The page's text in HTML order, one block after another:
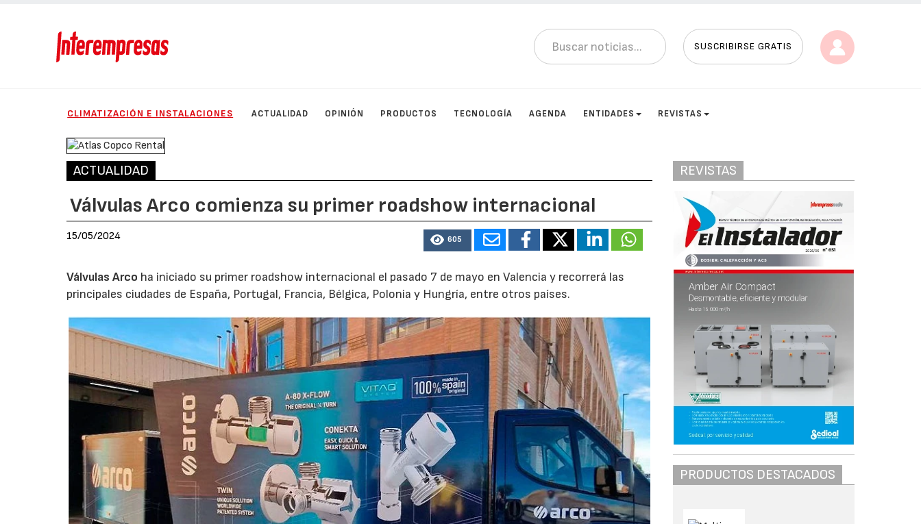
SUSCRIBIRSE GRATIS
CLIMATIZACIÓN E INSTALACIONES ACTUALIDAD OPINIÓN PRODUCTOS TECNOLOGÍA AGENDA ENTIDADES REVISTAS
ACTUALIDAD
Válvulas Arco comienza su primer roadshow internacional
15/05/2024 605
Válvulas Arco ha iniciado su primer roadshow internacional el pasado 7 de mayo en Valencia y recorrerá las
principales ciudades de España, Portugal, Francia, Bélgica, Polonia y Hungría, entre otros países.
REVISTAS
PRODUCTOS DESTACADOS